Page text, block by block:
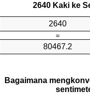
2640 Kaki ke
=
Bagaimana